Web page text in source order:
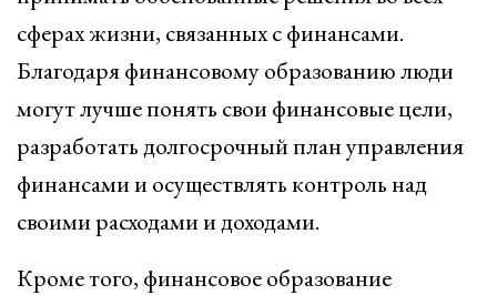
сферах жизни, связанных с финансами.
Благодаря финансовому образованию люди
могут лучше понять свои финансовые цели,
разработать долгосрочный план управления
финансами и осуществлять контроль над
своими расходами и доходами.
Кроме того, финансовое образование